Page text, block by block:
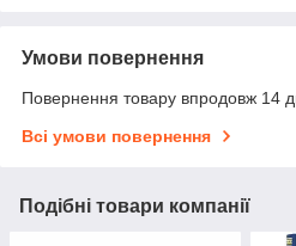
Умови повернення
Повернення товару впродовж 14
Всі умови повернення
Подібні товари компанії